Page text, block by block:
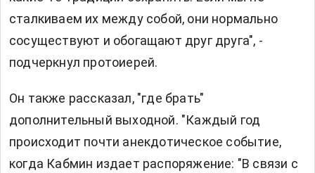
сталкиваем их между собой, они нормально
сосуществуют и обогащают друг друга", -
подчеркнул протоиерей.
Он также рассказал, "где брать"
дополнительный выходной. "Каждый год
происходит почти анекдотическое событие,
когда Кабмин издает распоряжение: "В связи с